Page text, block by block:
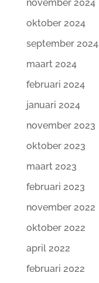
november 2024
oktober 2024
september 2024
maart 2024
februari 2024
januari 2024
november 2023
oktober 2023
maart 2023
februari 2023
november 2022
oktober 2022
april 2022
februari 2022